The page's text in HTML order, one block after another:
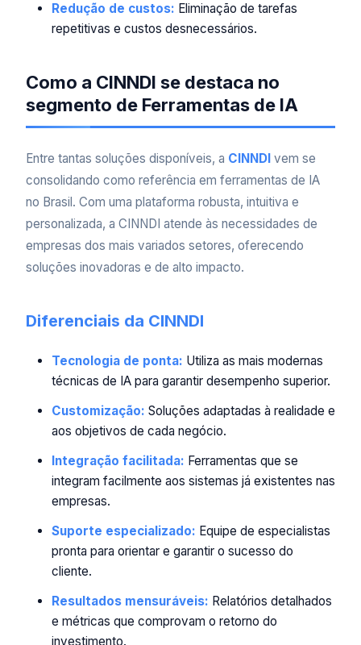
Redução de custos: Eliminação de tarefas
repetitivas e custos desnecessários.
Como a CINNDI se destaca no
segmento de Ferramentas de IA
Entre tantas soluções disponíveis, a CINNDI vem se
consolidando como referência em ferramentas de IA
no Brasil. Com uma plataforma robusta, intuitiva e
personalizada, a CINNDI atende às necessidades de
empresas dos mais variados setores, oferecendo
soluções inovadoras e de alto impacto.
Diferenciais da CINNDI
Tecnologia de ponta: Utiliza as mais modernas
técnicas de IA para garantir desempenho superior.
Customização: Soluções adaptadas à realidade e
aos objetivos de cada negócio.
Integração facilitada: Ferramentas que se
integram facilmente aos sistemas já existentes nas
empresas.
Suporte especializado: Equipe de especialistas
pronta para orientar e garantir o sucesso do
cliente.
Resultados mensuráveis: Relatórios detalhados
e métricas que comprovam o retorno do
investimento.